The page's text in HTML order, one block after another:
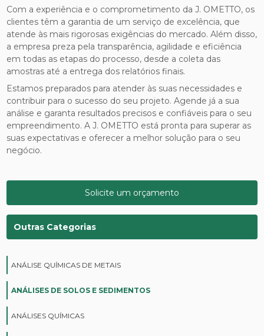
Com a experiência e o comprometimento da J. OMETTO, os
clientes têm a garantia de um serviço de excelência, que
atende às mais rigorosas exigências do mercado. Além disso,
a empresa preza pela transparência, agilidade e eficiência
em todas as etapas do processo, desde a coleta das
amostras até a entrega dos relatórios finais.
Estamos preparados para atender às suas necessidades e
contribuir para o sucesso do seu projeto. Agende já a sua
análise e garanta resultados precisos e confiáveis para o seu
empreendimento. A J. OMETTO está pronta para superar as
suas expectativas e oferecer a melhor solução para o seu
negócio.
Solicite um orçamento
Outras Categorias
ANÁLISE QUÍMICAS DE METAIS
ANÁLISES DE SOLOS E SEDIMENTOS
ANÁLISES QUÍMICAS